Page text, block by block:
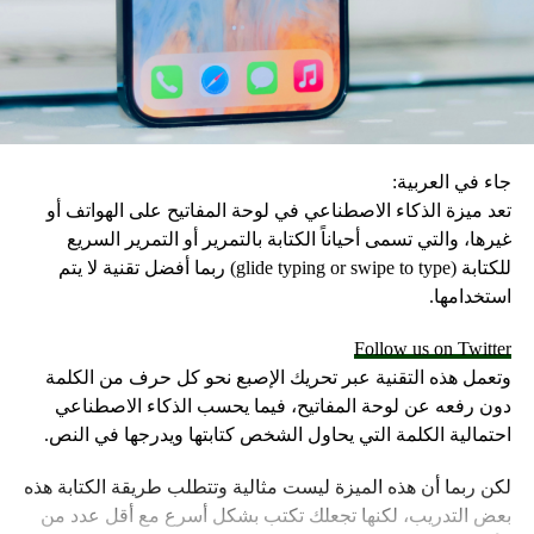
والجهد على مستخدمي التطبيق الأخضر.
جاء في العربية:
تعد ميزة الذكاء الاصطناعي في لوحة المفاتيح على الهواتف أو
غيرها، والتي تسمى أحياناً الكتابة بالتمرير أو التمرير السريع
للكتابة (glide typing or swipe to type) ربما أفضل تقنية لا يتم
استخدامها.
Follow us on Twitter
وتعمل هذه التقنية عبر تحريك الإصبع نحو كل حرف من الكلمة
دون رفعه عن لوحة المفاتيح، فيما يحسب الذكاء الاصطناعي
احتمالية الكلمة التي يحاول الشخص كتابتها ويدرجها في النص.
لكن ربما أن هذه الميزة ليست مثالية وتتطلب طريقة الكتابة هذه
بعض التدريب، لكنها تجعلك تكتب بشكل أسرع مع أقل عدد من